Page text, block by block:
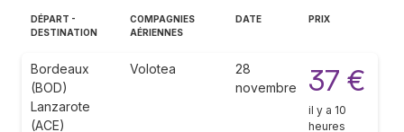
DÉPART -
DESTINATION
COMPAGNIES
AÉRIENNES
DATE PRIX
Bordeaux
(BOD)
Lanzarote
(ACE)
Volotea
28
novembre
37 €
il y a 10
heures